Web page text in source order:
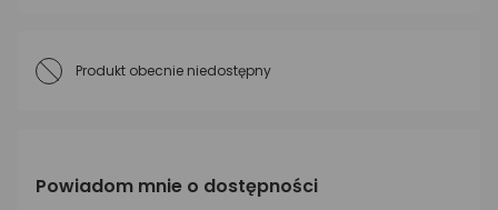
Produkt obecnie niedostępny
Powiadom mnie o dostępności